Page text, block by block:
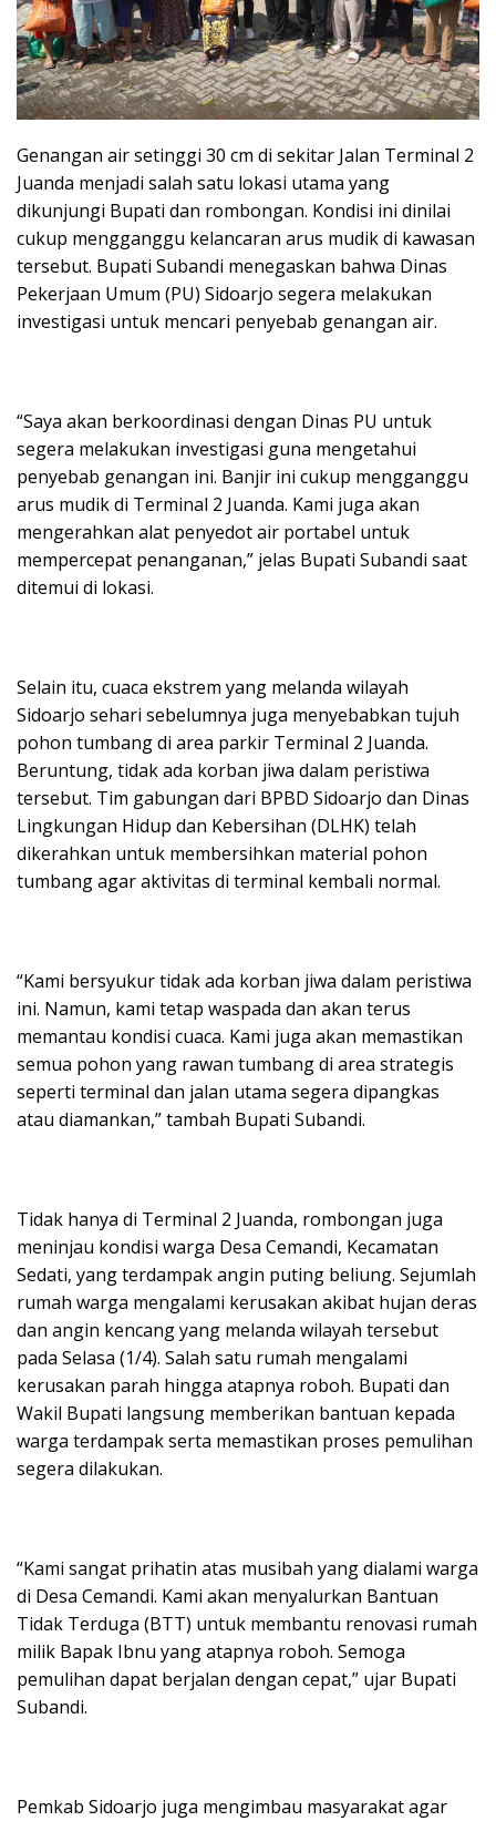
Genangan air setinggi 30 cm di sekitar Jalan Terminal 2
Juanda menjadi salah satu lokasi utama yang
dikunjungi Bupati dan rombongan. Kondisi ini dinilai
cukup mengganggu kelancaran arus mudik di kawasan
tersebut. Bupati Subandi menegaskan bahwa Dinas
Pekerjaan Umum (PU) Sidoarjo segera melakukan
investigasi untuk mencari penyebab genangan air.
“Saya akan berkoordinasi dengan Dinas PU untuk
segera melakukan investigasi guna mengetahui
penyebab genangan ini. Banjir ini cukup mengganggu
arus mudik di Terminal 2 Juanda. Kami juga akan
mengerahkan alat penyedot air portabel untuk
mempercepat penanganan,” jelas Bupati Subandi saat
ditemui di lokasi.
Selain itu, cuaca ekstrem yang melanda wilayah
Sidoarjo sehari sebelumnya juga menyebabkan tujuh
pohon tumbang di area parkir Terminal 2 Juanda.
Beruntung, tidak ada korban jiwa dalam peristiwa
tersebut. Tim gabungan dari BPBD Sidoarjo dan Dinas
Lingkungan Hidup dan Kebersihan (DLHK) telah
dikerahkan untuk membersihkan material pohon
tumbang agar aktivitas di terminal kembali normal.
“Kami bersyukur tidak ada korban jiwa dalam peristiwa
ini. Namun, kami tetap waspada dan akan terus
memantau kondisi cuaca. Kami juga akan memastikan
semua pohon yang rawan tumbang di area strategis
seperti terminal dan jalan utama segera dipangkas
atau diamankan,” tambah Bupati Subandi.
Tidak hanya di Terminal 2 Juanda, rombongan juga
meninjau kondisi warga Desa Cemandi, Kecamatan
Sedati, yang terdampak angin puting beliung. Sejumlah
rumah warga mengalami kerusakan akibat hujan deras
dan angin kencang yang melanda wilayah tersebut
pada Selasa (1/4). Salah satu rumah mengalami
kerusakan parah hingga atapnya roboh. Bupati dan
Wakil Bupati langsung memberikan bantuan kepada
warga terdampak serta memastikan proses pemulihan
segera dilakukan.
“Kami sangat prihatin atas musibah yang dialami warga
di Desa Cemandi. Kami akan menyalurkan Bantuan
Tidak Terduga (BTT) untuk membantu renovasi rumah
milik Bapak Ibnu yang atapnya roboh. Semoga
pemulihan dapat berjalan dengan cepat,” ujar Bupati
Subandi.
Pemkab Sidoarjo juga mengimbau masyarakat agar